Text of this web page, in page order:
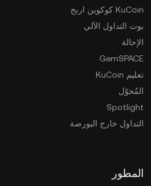
KuCoin كوكوين اربح
بوت التداول الآلي
الإحالة
GemSPACE
تعليم KuCoin
المُحوّل
Spotlight
التداول خارج البورصة
المطور